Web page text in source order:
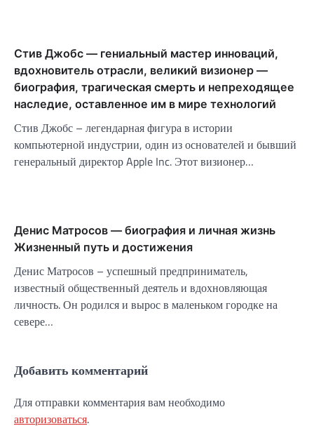
Стив Джобс — гениальный мастер инноваций,
вдохновитель отрасли, великий визионер —
биография, трагическая смерть и непреходящее
наследие, оставленное им в мире технологий
Стив Джобс – легендарная фигура в истории
компьютерной индустрии, один из основателей и бывший
генеральный директор Apple Inc. Этот визионер…
Денис Матросов — биография и личная жизнь
Жизненный путь и достижения
Денис Матросов – успешный предприниматель,
известный общественный деятель и вдохновляющая
личность. Он родился и вырос в маленьком городке на
севере…
Добавить комментарий
Для отправки комментария вам необходимо
авторизоваться.